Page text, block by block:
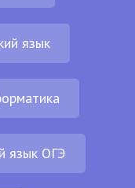
язык
язык ОГЭ